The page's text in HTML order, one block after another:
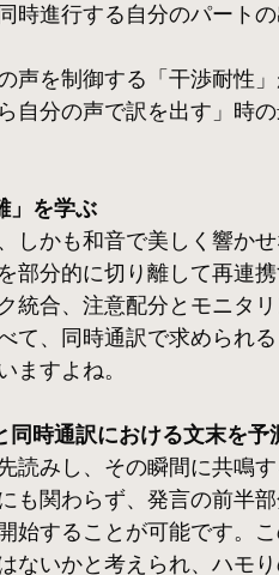
時進行する自分のパートの
声を制御する「干渉耐性
自分の声で訳を出す」時
」を学ぶ
しかも和音で美しく響か
部分的に切り離して再連携
統合、注意配分とモニタ
て、同時通訳で求められ
ますよね。
同時通訳における文末を
読みし、その瞬間に共鳴
関わらず、発言の前半
始することが可能です。
ないかと考えられ、ハモ